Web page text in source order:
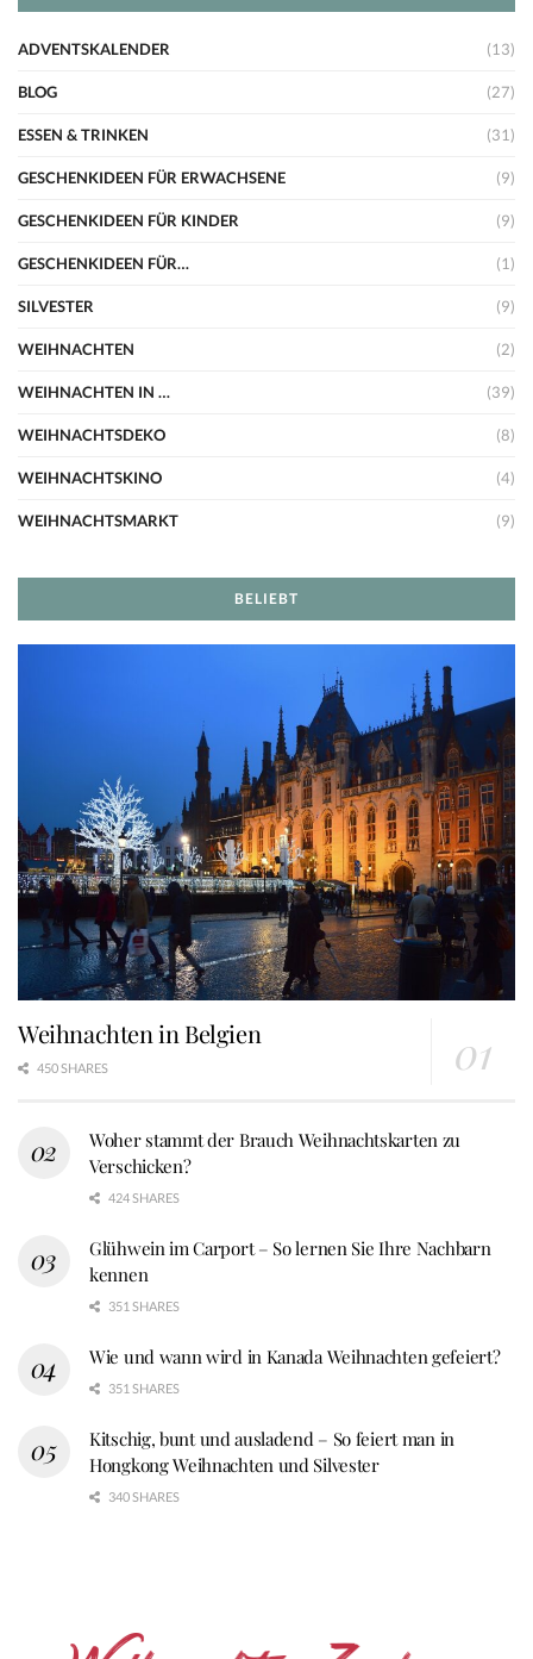
ADVENTSKALENDER (13)
BLOG (27)
ESSEN & TRINKEN (31)
GESCHENKIDEEN FÜR ERWACHSENE (9)
GESCHENKIDEEN FÜR KINDER (9)
GESCHENKIDEEN FÜR… (1)
SILVESTER (9)
WEIHNACHTEN (2)
WEIHNACHTEN IN … (39)
WEIHNACHTSDEKO (8)
WEIHNACHTSKINO (4)
WEIHNACHTSMARKT (9)
BELIEBT
Weihnachten in Belgien
450 SHARES
Woher stammt der Brauch Weihnachtskarten zu
Verschicken?
424 SHARES
Glühwein im Carport – So lernen Sie Ihre Nachbarn
kennen
351 SHARES
Wie und wann wird in Kanada Weihnachten gefeiert?
351 SHARES
Kitschig, bunt und ausladend – So feiert man in
Hongkong Weihnachten und Silvester
340 SHARES